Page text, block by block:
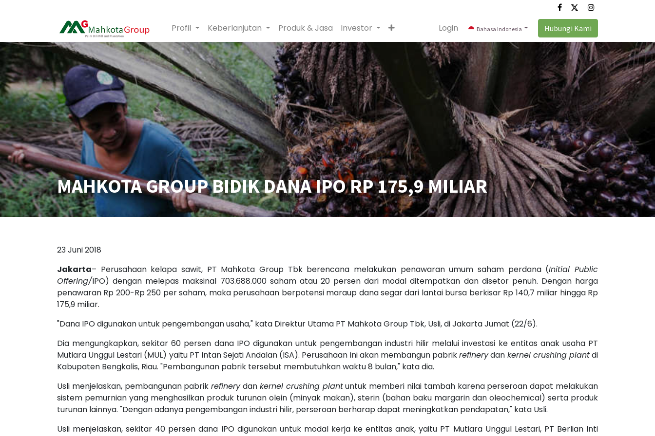
Profil Keberlanjutan Produk & Jasa Investor Login Bahasa Indonesia Hubungi Kami
MAHKOTA GROUP BIDIK DANA IPO RP 175,9 MILIAR
23 Juni 2018
Jakarta– Perusahaan kelapa sawit, PT Mahkota Group Tbk berencana melakukan penawaran umum saham perdana (Initial Public
Offering/IPO) dengan melepas maksinal 703.688.000 saham atau 20 persen dari modal ditempatkan dan disetor penuh. Dengan harga
penawaran Rp 200-Rp 250 per saham, maka perusahaan berpotensi maraup dana segar dari lantai bursa berkisar Rp 140,7 miliar hingga Rp
175,9 miliar.
"Dana IPO digunakan untuk pengembangan usaha," kata Direktur Utama PT Mahkota Group Tbk, Usli, di Jakarta Jumat (22/6).
Dia mengungkapkan, sekitar 60 persen dana IPO digunakan untuk pengembangan industri hilir melalui investasi ke entitas anak usaha PT
Mutiara Unggul Lestari (MUL) yaitu PT Intan Sejati Andalan (ISA). Perusahaan ini akan membangun pabrikrefinerydan kernel crushing plantdi
Kabupaten Bengkalis, Riau. "Pembangunan pabrik tersebut membutuhkan waktu 8 bulan," kata dia.
Usli menjelaskan, pembangunan pabrikrefinerydan kernel crushing plantuntuk memberi nilai tambah karena perseroan dapat melakukan
sistem pemurnian yang menghasilkan produk turunan olein (minyak makan), sterin (bahan baku margarin dan oleochemical) serta produk
turunan lainnya. "Dengan adanya pengembangan industri hilir, perseroan berharap dapat meningkatkan pendapatan," kata Usli.
Usli menjelaskan, sekitar 40 persen dana IPO digunakan untuk modal kerja ke entitas anak, yaitu PT Mutiara Unggul Lestari, PT Berlian Inti